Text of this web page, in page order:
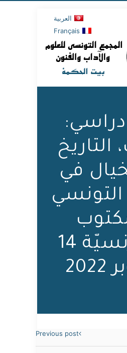
العربية
Français
التاريخ
في
التونسي
بالفرنسيّة 14
Previous post